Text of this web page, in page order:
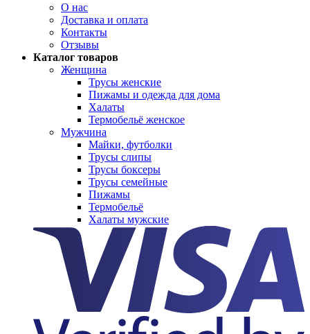
О нас
Доставка и оплата
Контакты
Отзывы
Каталог товаров
Женщина
Трусы женские
Пижамы и одежда для дома
Халаты
Термобельё женское
Мужчина
Майки, футболки
Трусы слипы
Трусы боксеры
Трусы семейные
Пижамы
Термобельё
Халаты мужские